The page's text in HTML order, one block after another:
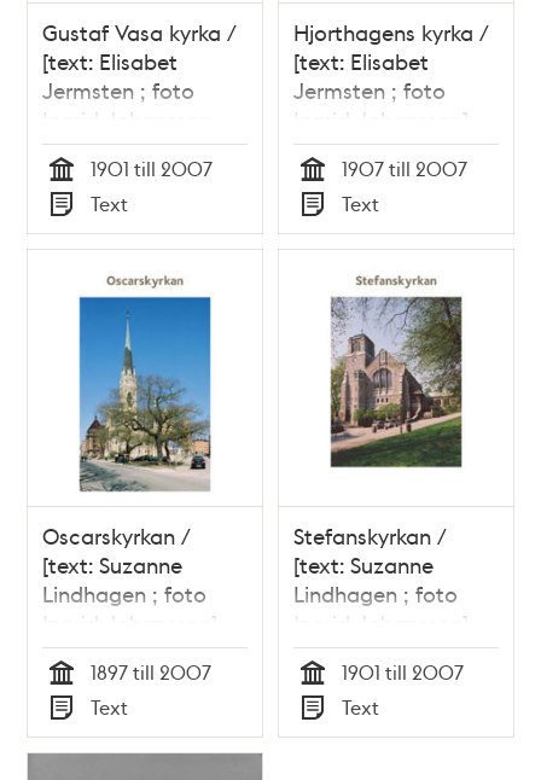
Gustaf Vasa kyrka /
[text: Elisabet
Jermsten ; foto
Ingrid Johansson,
Göran Fredriksson]
Tid
1901 till 2007
Typ
Text
Hjorthagens kyrka /
[text: Elisabet
Jermsten ; foto
Ingrid Johansson]
Tid
1907 till 2007
Typ
Text
Oscarskyrkan /
[text: Suzanne
Lindhagen ; foto
Ingrid Johansson]
Tid
1897 till 2007
Typ
Text
Stefanskyrkan /
[text: Suzanne
Lindhagen ; foto
Ingrid Johansson]
Tid
1901 till 2007
Typ
Text